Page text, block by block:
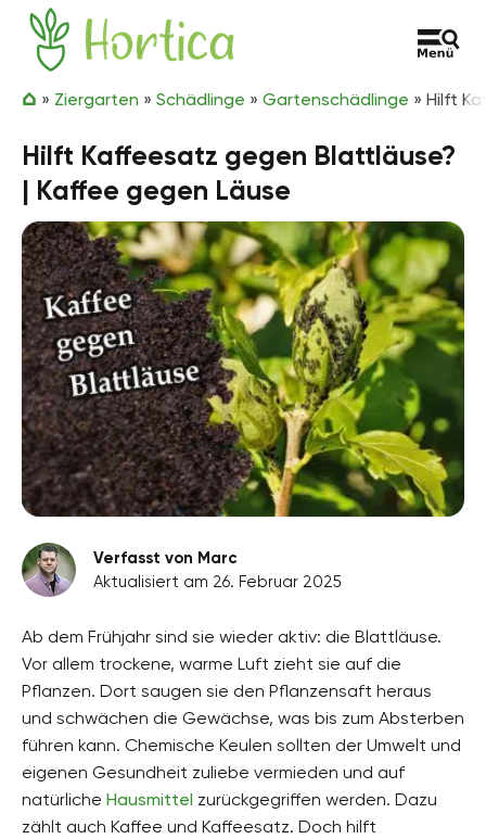
Zum Inhalt springen
Hortica
» Ziergarten » Schädlinge » Gartenschädlinge » Hilft
Hilft Kaffeesatz gegen Blattläuse?
| Kaffee gegen Läuse
Verfasst von Marc
Aktualisiert am 26. Februar 2025
Ab dem Frühjahr sind sie wieder aktiv: die Blattläuse.
Vor allem trockene, warme Luft zieht sie auf die
Pflanzen. Dort saugen sie den Pflanzensaft heraus
und schwächen die Gewächse, was bis zum Absterben
führen kann. Chemische Keulen sollten der Umwelt und
eigenen Gesundheit zuliebe vermieden und auf
natürliche Hausmittel zurückgegriffen werden. Dazu
zählt auch Kaffee und Kaffeesatz. Doch hilft